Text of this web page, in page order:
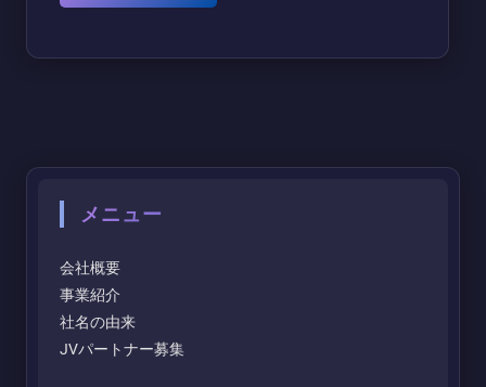
メニュー
会社概要
事業紹介
社名の由来
JVパートナー募集